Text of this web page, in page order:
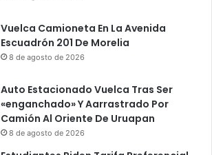
Vuelca Camioneta En La Avenida
Escuadrón 201 De Morelia
8 de agosto de 2026
Auto Estacionado Vuelca Tras Ser
«enganchado» Y Aarrastrado Por
Camión Al Oriente De Uruapan
8 de agosto de 2026